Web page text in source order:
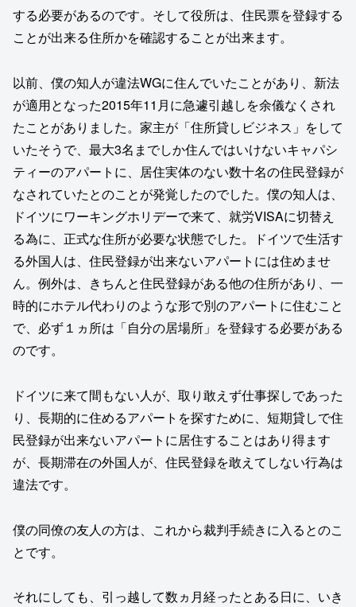
する必要があるのです。そして役所は、住民票を登録する
ことが出来る住所かを確認することが出来ます。
以前、僕の知人が違法WGに住んでいたことがあり、新法
が適用となった2015年11月に急遽引越しを余儀なくされ
たことがありました。家主が「住所貸しビジネス」をして
いたそうで、最大3名までしか住んではいけないキャパシ
ティーのアパートに、居住実体のない数十名の住民登録が
なされていたとのことが発覚したのでした。僕の知人は、
ドイツにワーキングホリデーで来て、就労VISAに切替え
る為に、正式な住所が必要な状態でした。ドイツで生活す
る外国人は、住民登録が出来ないアパートには住めませ
ん。例外は、きちんと住民登録がある他の住所があり、一
時的にホテル代わりのような形で別のアパートに住むこと
で、必ず１ヵ所は「自分の居場所」を登録する必要がある
のです。
ドイツに来て間もない人が、取り敢えず仕事探しであった
り、長期的に住めるアパートを探すために、短期貸しで住
民登録が出来ないアパートに居住することはあり得ます
が、長期滞在の外国人が、住民登録を敢えてしない行為は
違法です。
僕の同僚の友人の方は、これから裁判手続きに入るとのこ
とです。
それにしても、引っ越して数ヵ月経ったとある日に、いき